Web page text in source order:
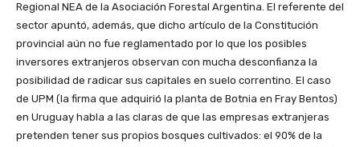
Regional NEA de la Asociación Forestal Argentina. El referente del
sector apuntó, además, que dicho artículo de la Constitución
provincial aún no fue reglamentado por lo que los posibles
inversores extranjeros observan con mucha desconfianza la
posibilidad de radicar sus capitales en suelo correntino. El caso
de UPM (la firma que adquirió la planta de Botnia en Fray Bentos)
en Uruguay habla a las claras de que las empresas extranjeras
pretenden tener sus propios bosques cultivados: el 90% de la